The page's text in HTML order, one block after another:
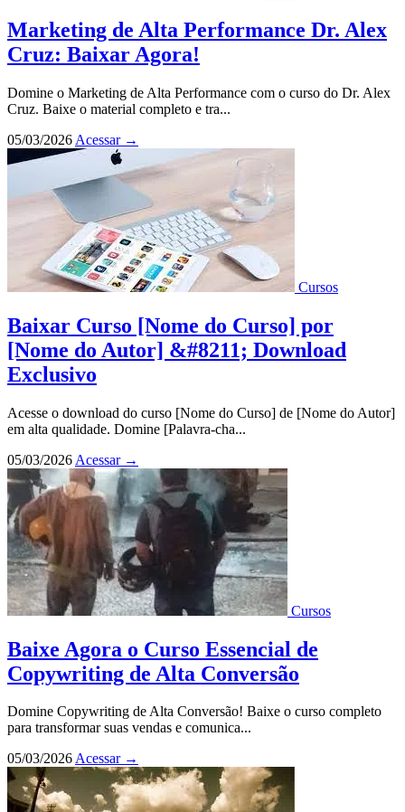
Marketing de Alta Performance Dr. Alex
Cruz: Baixar Agora!
Domine o Marketing de Alta Performance com o curso do Dr. Alex
Cruz. Baixe o material completo e tra...
05/03/2026 Acessar →
Cursos
Baixar Curso [Nome do Curso] por
[Nome do Autor] &#8211; Download
Exclusivo
Acesse o download do curso [Nome do Curso] de [Nome do Autor]
em alta qualidade. Domine [Palavra-cha...
05/03/2026 Acessar →
Cursos
Baixe Agora o Curso Essencial de
Copywriting de Alta Conversão
Domine Copywriting de Alta Conversão! Baixe o curso completo
para transformar suas vendas e comunica...
05/03/2026Acessar →